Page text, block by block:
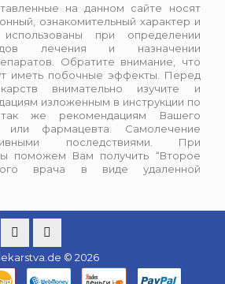
на данном сайте носят
ознакомительный характер и
при определении
лечения и назначении
Обратите внимание, что
иметь побочные эффекты. Перед
внимательно изучите и
изложенным в инструкции по
же рекомендациям Вашего
или фармацевта. Самолечение
последствиями. При
поможем Вам получить “Второе
врача в виде удаленной
lekarstva.de © 2026